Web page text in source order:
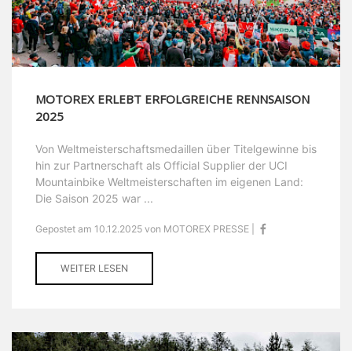
MOTOREX ERLEBT ERFOLGREICHE RENNSAISON
2025
Von Weltmeisterschaftsmedaillen über Titelgewinne bis
hin zur Partnerschaft als Official Supplier der UCI
Mountainbike Weltmeisterschaften im eigenen Land:
Die Saison 2025 war ...
Gepostet am 10.12.2025 von MOTOREX PRESSE |
WEITER LESEN